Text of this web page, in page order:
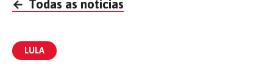
← Todas as notícias
LULA